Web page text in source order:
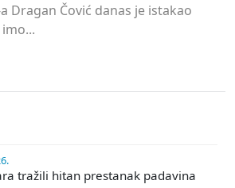
Dragan Čović danas je istakao
tražili hitan prestanak padavina